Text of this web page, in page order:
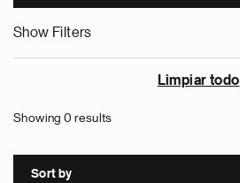
Show Filters
Limpiar todo
Showing 0 results
Sort by